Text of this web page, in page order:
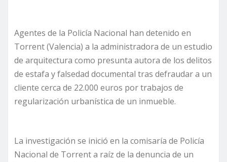
Agentes de la Policía Nacional han detenido en
Torrent (Valencia) a la administradora de un estudio
de arquitectura como presunta autora de los delitos
de estafa y falsedad documental tras defraudar a un
cliente cerca de 22.000 euros por trabajos de
regularización urbanística de un inmueble.
La investigación se inició en la comisaría de Policía
Nacional de Torrent a raíz de la denuncia de un